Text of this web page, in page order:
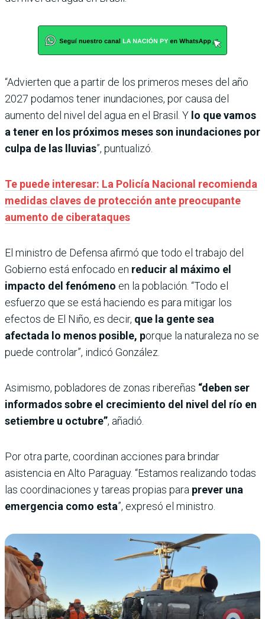
“Advierten que a partir de los primeros meses del año
2027 podamos tener inundaciones, por causa del
aumento del nivel del agua en el Brasil. Y lo que vamos
a tener en los próximos meses son inundaciones por
culpa de las lluvias”, puntualizó.
Te puede interesar: La Policía Nacional recomienda
medidas claves de protección ante preocupante
aumento de ciberataques
El ministro de Defensa afirmó que todo el trabajo del
Gobierno está enfocado en reducir al máximo el
impacto del fenómeno en la población. “Todo el
esfuerzo que se está haciendo es para mitigar los
efectos de El Niño, es decir, que la gente sea
afectada lo menos posible, porque la naturaleza no se
puede controlar”, indicó González.
Asimismo, pobladores de zonas ribereñas “deben ser
informados sobre el crecimiento del nivel del río en
setiembre u octubre”, añadió.
Por otra parte, coordinan acciones para brindar
asistencia en Alto Paraguay. “Estamos realizando todas
las coordinaciones y tareas propias para prever una
emergencia como esta”, expresó el ministro.